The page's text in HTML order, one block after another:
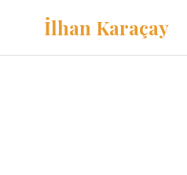
İlhan Karaçay